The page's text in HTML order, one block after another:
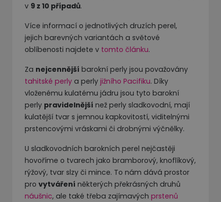
v 9 z 10 případů.
Více informací o jednotlivých druzích perel,
jejich barevných variantách a světové
oblíbenosti najdete v tomto článku.
Za nejcennější barokní perly jsou považovány
tahitské perly a perly jižního Pacifiku. Díky
vloženému kulatému jádru jsou tyto barokní
perly pravidelnější než perly sladkovodní, mají
kulatější tvar s jemnou kapkovitostí, viditelnými
prstencovými vráskami či drobnými výčnělky.
U sladkovodních barokních perel nejčastěji
hovoříme o tvarech jako bramborový, knoflíkový,
rýžový, tvar slzy či mince. To nám dává prostor
pro vytváření některých překrásných druhů
náušnic, ale také třeba zajímavých prstenů